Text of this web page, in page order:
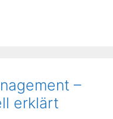
–
erklärt